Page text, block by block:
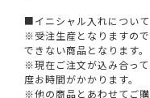
■イニシャル入れについて
※受注生産となりますの
できない商品となります。
※現在ご注文が込み合っ
度お時間がかかります。
※他の商品とあわせてご